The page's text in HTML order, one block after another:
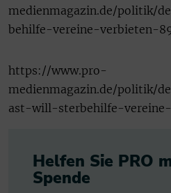
medienmagazin.de/politik/
behilfe-vereine-verbieten-
https://www.pro-
medienmagazin.de/politik/
ast-will-sterbehilfe-
Helfen Sie PRO
Spende